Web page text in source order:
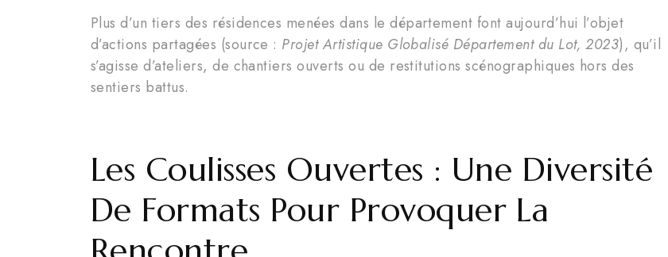
Plus d’un tiers des résidences menées dans le département font aujourd’hui l’objet
d’actions partagées (source : Projet Artistique Globalisé Département du Lot, 2023), qu’il
s’agisse d’ateliers, de chantiers ouverts ou de restitutions scénographiques hors des
sentiers battus.
Les Coulisses Ouvertes : Une Diversité
De Formats Pour Provoquer La